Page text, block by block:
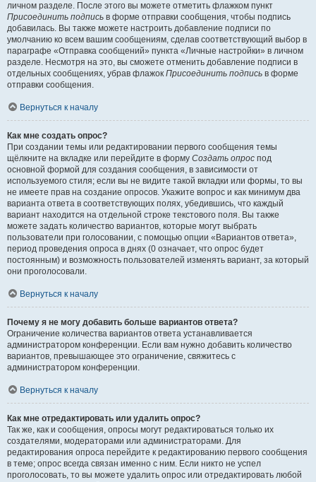
личном разделе. После этого вы можете отметить флажком пункт
Присоединить подпись в форме отправки сообщения, чтобы подпись
добавилась. Вы также можете настроить добавление подписи по
умолчанию ко всем вашим сообщениям, сделав соответствующий выбор в
параграфе «Отправка сообщений» пункта «Личные настройки» в личном
разделе. Несмотря на это, вы сможете отменить добавление подписи в
отдельных сообщениях, убрав флажок Присоединить подпись в форме
отправки сообщения.
Вернуться к началу
Как мне создать опрос?
При создании темы или редактировании первого сообщения темы
щёлкните на вкладке или перейдите в форму Создать опрос под
основной формой для создания сообщения, в зависимости от
используемого стиля; если вы не видите такой вкладки или формы, то вы
не имеете прав на создание опросов. Укажите вопрос и как минимум два
варианта ответа в соответствующих полях, убедившись, что каждый
вариант находится на отдельной строке текстового поля. Вы также
можете задать количество вариантов, которые могут выбрать
пользователи при голосовании, с помощью опции «Вариантов ответа»,
период проведения опроса в днях (0 означает, что опрос будет
постоянным) и возможность пользователей изменять вариант, за который
они проголосовали.
Вернуться к началу
Почему я не могу добавить больше вариантов ответа?
Ограничение количества вариантов ответа устанавливается
администратором конференции. Если вам нужно добавить количество
вариантов, превышающее это ограничение, свяжитесь с
администратором конференции.
Вернуться к началу
Как мне отредактировать или удалить опрос?
Так же, как и сообщения, опросы могут редактироваться только их
создателями, модераторами или администраторами. Для
редактирования опроса перейдите к редактированию первого сообщения
в теме; опрос всегда связан именно с ним. Если никто не успел
проголосовать, то вы можете удалить опрос или отредактировать любой